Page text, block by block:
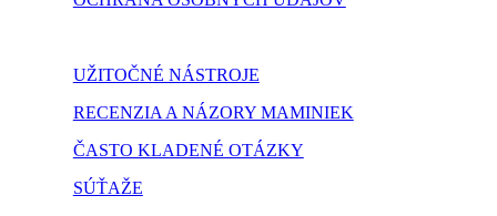
UŽITOČNÉ NÁSTROJE
RECENZIA A NÁZORY MAMINIEK
ČASTO KLADENÉ OTÁZKY
SÚŤAŽE